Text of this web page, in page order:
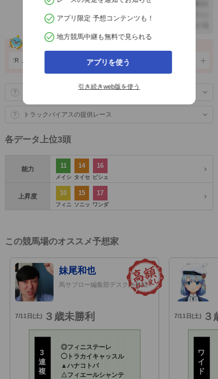
12R ノーブルクロンヌ 4番人気 8/2 新潟11R 8/2
トラックバイアスの提供レース
各データ上位3頭
能力 11
メイシ
14
タイセ
16
ビシェ
上昇度 10
フィニ
15
ソニッ
17
ワンダ
この競馬場のオススメ予想家
妹尾和也
馬サブロー編集部デスクが参戦！
7/11日(土) ３歳未勝利
3
連
複
◎フィニステーレ
◯トラカイキャッスル
▲ ハナコトバ
△フィエールシャンテ
7/11日(土) ３
ワ
イ
ド
アプリ限定 予想コンテンツも！
地方競馬中継も無料で見られる
アプリを使う
引き続きweb版を使う